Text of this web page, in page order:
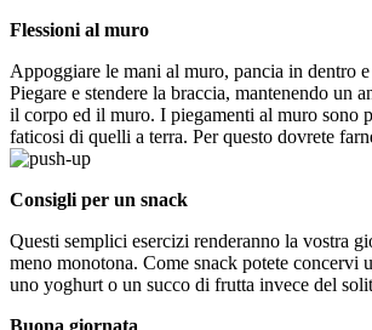
Flessioni al muro
Appoggiare le mani al muro, pancia in dentro
Piegare e stendere la braccia, mantenendo un
il corpo ed il muro. I piegamenti al muro sono
faticosi di quelli a terra. Per questo dovrete
Consigli per un snack
Questi semplici esercizi renderanno la vostra
meno monotona. Come snack potete concervi
uno yoghurt o un succo di frutta invece del
Buona giornata